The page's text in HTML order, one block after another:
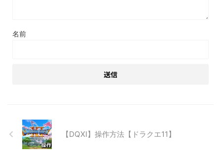
名前
【DQXI】操作方法【ドラクエ11】